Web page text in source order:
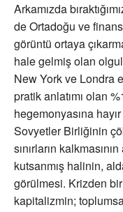
Arkamızda
de Ortadoğu ve
görüntü ortaya
hale gelmiş olan
New York ve Londra
pratik anlatımı olan
hegemonyasına
Sovyetler Birliğinin
sınırların
kutsanmış halinin,
görülmesi. Krizden
kapitalizmin;